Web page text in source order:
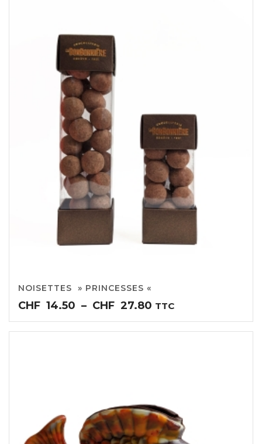
NOISETTES » PRINCESSES «
CHF 14.50 – CHF 27.80 Plage
de
prix :
TTC